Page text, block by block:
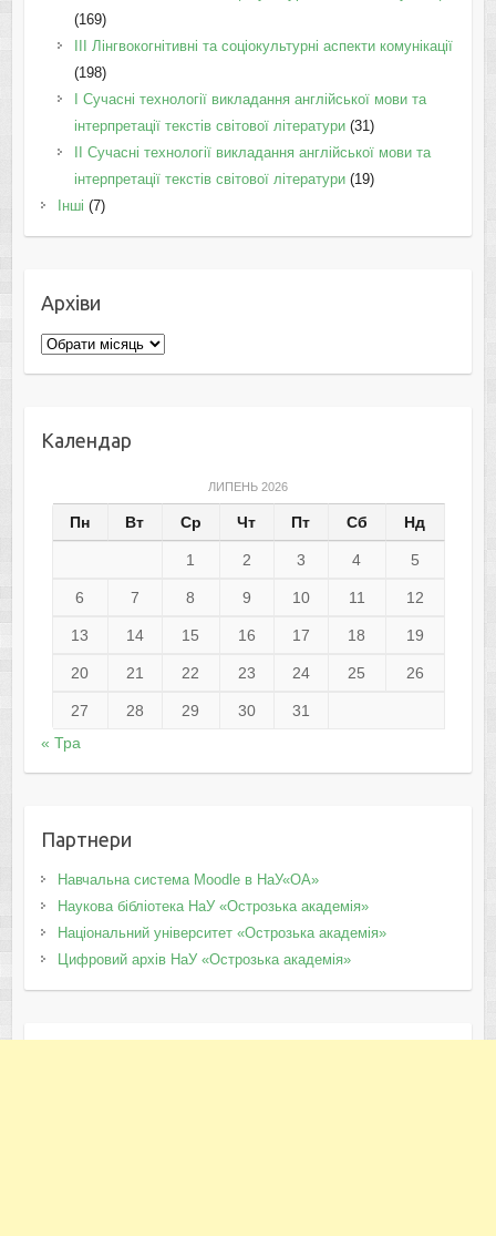
(169)
IІI Лінгвокогнітивні та соціокультурні аспекти комунікації
(198)
I Cучасні технології викладання англійської мови та
інтерпретації текстів світової літератури(31)
II Cучасні технології викладання англійської мови та
інтерпретації текстів світової літератури(19)
Інші (7)
Архіви
Архіви
Календар
ЛИПЕНЬ 2026
Пн Вт Ср Чт Пт Сб Нд
1 2 3 4 5
6 7 8 9 10 11 12
13 14 15 16 17 18 19
20 21 22 23 24 25 26
27 28 29 30
31
« Тра
Партнери
Навчальна система Moodle в НаУ«ОА»
Наукова бібліотека НаУ «Острозька академія»
Національний університет «Острозька академія»
Цифровий архів НаУ «Острозька академія»